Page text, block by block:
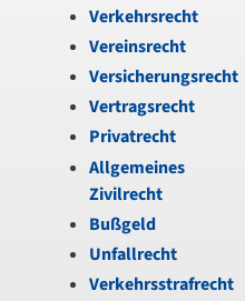
Verkehrsrecht
Vereinsrecht
Versicherungsrecht
Vertragsrecht
Privatrecht
Allgemeines
Zivilrecht
Bußgeld
Unfallrecht
Verkehrsstrafrecht